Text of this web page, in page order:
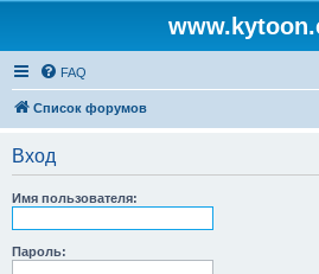
FAQ
Список форумов
Вход
Имя пользователя:
Пароль: